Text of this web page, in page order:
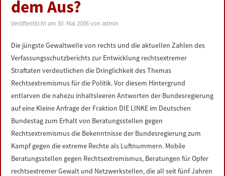
ZUR PERSON
DATENSCHUTZERKLÄRUNG
dem Aus?
Veröffentlicht am30. Mai 2006 vonadmin
Die jüngste Gewaltwelle von rechts und die aktuellen Zahlen des
Verfassungsschutzberichts zur Entwicklung rechtsextremer
Straftaten verdeutlichen die Dringlichkeit des Themas
Rechtsextremismus für die Politik. Vor diesem Hintergrund
entlarven die nahezu inhaltsleeren Antworten der Bundesregierung
auf eine Kleine Anfrage der Fraktion DIE LINKE im Deutschen
Bundestag zum Erhalt von Beratungsstellen gegen
Rechtsextremismus die Bekenntnisse der Bundesregierung zum
Kampf gegen die extreme Rechte als Luftnummern. Mobile
Beratungsstellen gegen Rechtsextremismus, Beratungen für Opfer
rechtsextremer Gewalt und Netzwerkstellen, die all seit fünf Jahren